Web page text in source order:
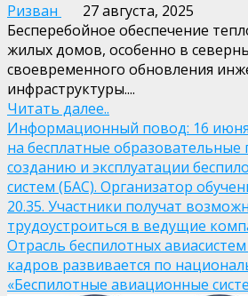
Ризван
27 августа, 2025
Бесперебойное обеспечение
жилых домов, особенно в
своевременного обновления
инфраструктуры....
Читать далее..
Информационный повод: 16 июня
на бесплатные
созданию и эксплуатации
систем (БАС). Организатор
20.35. Участники получат
трудоустроиться в ведущие
Отрасль беспилотных
кадров развивается по
«Беспилотные авиационные